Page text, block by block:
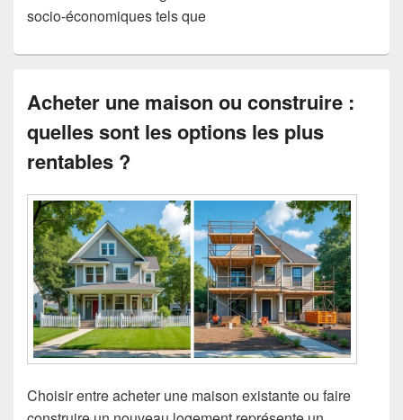
socio-économiques tels que
Acheter une maison ou construire :
quelles sont les options les plus
rentables ?
Choisir entre acheter une maison existante ou faire